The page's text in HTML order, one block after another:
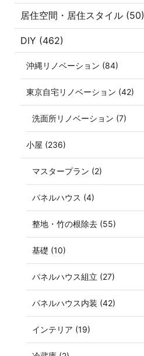
居住空間・居住スタイル (50)
DIY (462)
沖縄リノベーション (84)
東京自宅リノベーション (42)
洗面所リノベーション (7)
小屋 (236)
マスタープラン (2)
パネルハウス (4)
整地・竹の根除去 (55)
基礎 (10)
パネルハウス組立 (27)
パネルハウス内装 (42)
インテリア (19)